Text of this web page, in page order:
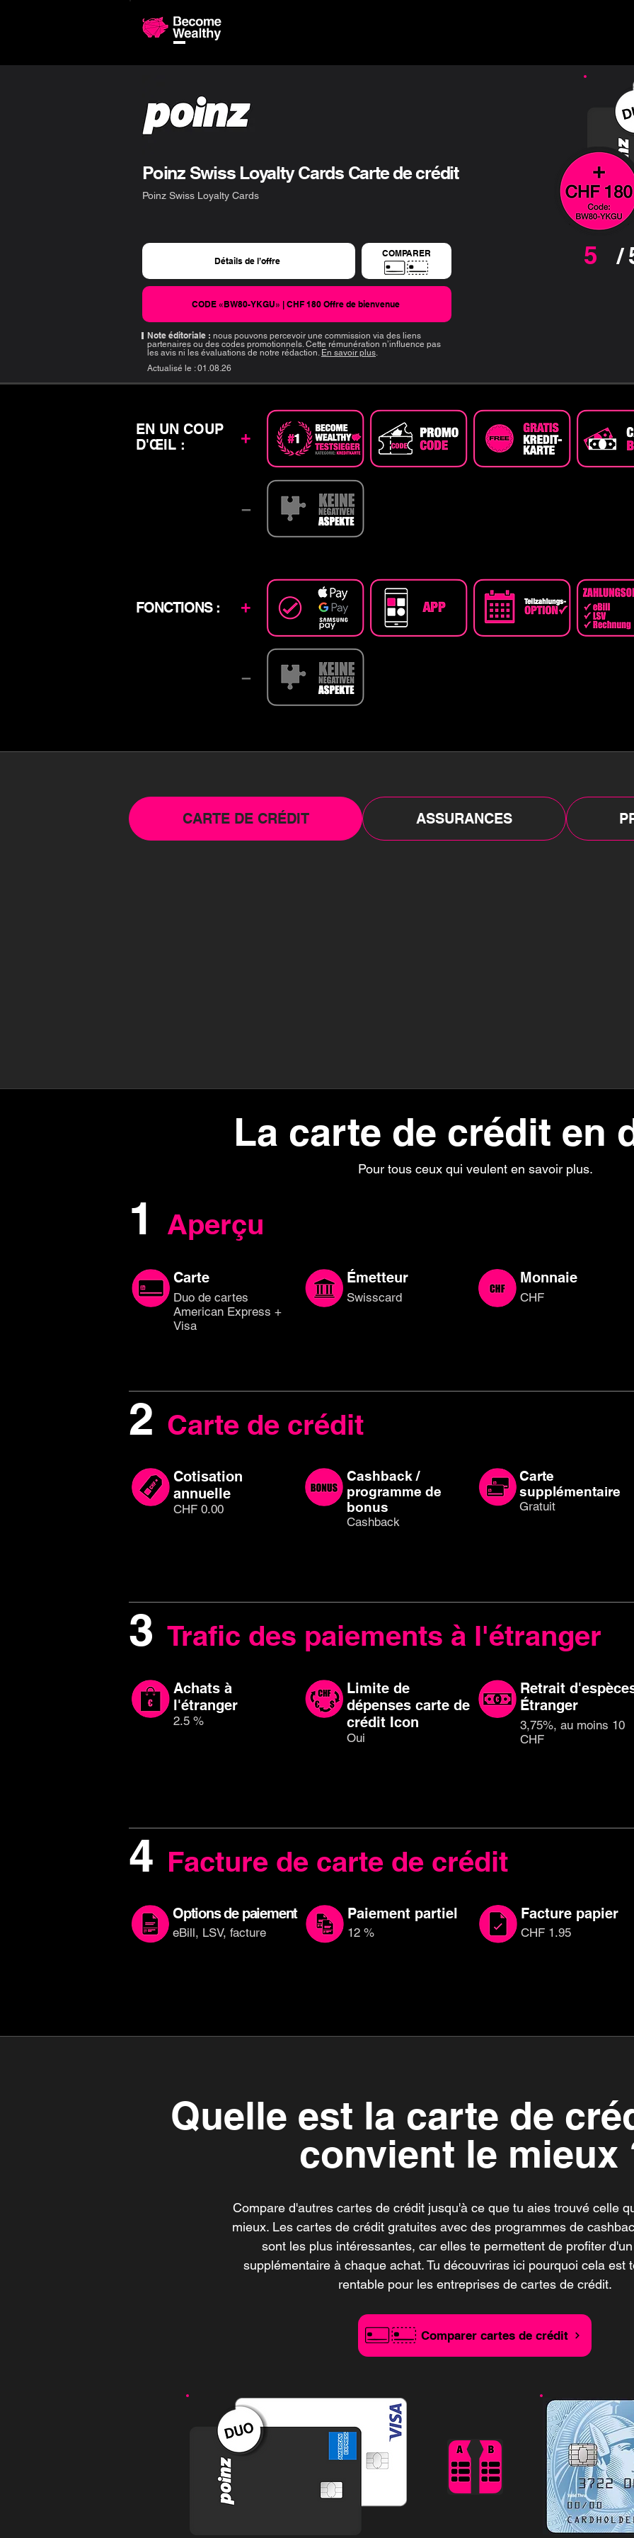
Poinz Swiss Loyalty Cards Carte de crédit
Poinz Swiss Loyalty Cards
Détails de l’offre
COMPARER 5 /
CODE «BW80-YKGU» | CHF 180 Offre de bienvenue
Note éditoriale : nous pouvons percevoir une commission via des liens
partenaires ou des codes promotionnels. Cette rémunération n’influence pas
les avis ni les évaluations de notre rédaction. En savoir plus.
01.08.26
Actualisé le :
EN UN COUP
D'ŒIL :
+
–
FONCTIONS : +
–
CARTE DE CRÉDIT ASSURANCES
La carte de crédit en
Pour tous ceux qui veulent en savoir plus.
1 Aperçu
Carte
Duo de cartes
American Express +
Visa
Émetteur
Swisscard
Monnaie
CHF
2 Carte de crédit
Cotisation
annuelle
CHF 0.00
Cashback /
programme de
bonus
Cashback
Carte
supplémentaire
Gratuit
3 Trafic des paiements à l'étranger
Achats à
l'étranger
2.5 %
Limite de
dépenses carte de
crédit Icon
Oui
Retrait
Étranger
3,75%, au moins 10
CHF
4 Facture de carte de crédit
Options de paiement
eBill, LSV, facture
Paiement partiel
12 %
Facture papier
CHF 1.95
Quelle est la carte de
convient le mieux
Compare d'autres cartes de crédit jusqu'à ce que tu aies trouvé celle
mieux. Les cartes de crédit gratuites avec des programmes de
sont les plus intéressantes, car elles te permettent de profiter
supplémentaire à chaque achat. Tu découvriras ici pourquoi cela est
rentable pour les entreprises de cartes de crédit.
Comparer cartes de crédit